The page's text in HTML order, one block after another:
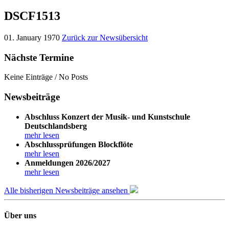
DSCF1513
01. January 1970 Zurück zur Newsübersicht
Nächste Termine
Keine Einträge / No Posts
Newsbeiträge
Abschluss Konzert der Musik- und Kunstschule
Deutschlandsberg
mehr lesen
Abschlussprüfungen Blockflöte
mehr lesen
Anmeldungen 2026/2027
mehr lesen
Alle bisherigen Newsbeiträge ansehen
Über uns